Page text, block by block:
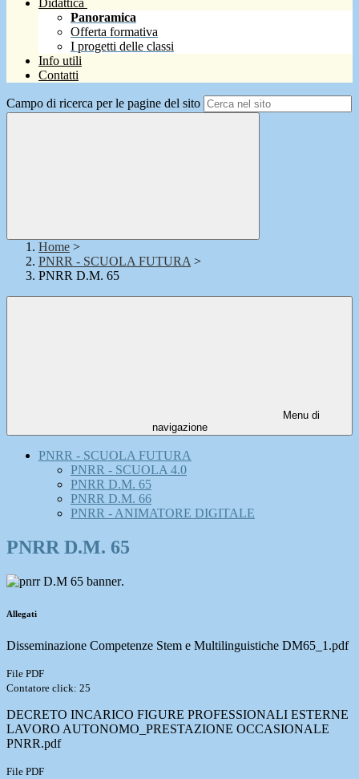
Didattica
Panoramica
Offerta formativa
I progetti delle classi
Info utili
Contatti
Campo di ricerca per le pagine del sito
Home >
PNRR - SCUOLA FUTURA >
PNRR D.M. 65
Menu di
navigazione
PNRR - SCUOLA FUTURA
PNRR - SCUOLA 4.0
PNRR D.M. 65
PNRR D.M. 66
PNRR - ANIMATORE DIGITALE
PNRR D.M. 65
.
Allegati
Disseminazione Competenze Stem e Multilinguistiche DM65_1.pdf
File PDF
Contatore click: 25
DECRETO INCARICO FIGURE PROFESSIONALI ESTERNE
LAVORO AUTONOMO_PRESTAZIONE OCCASIONALE
PNRR.pdf
File PDF